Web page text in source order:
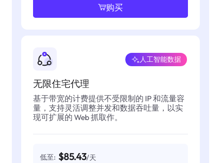
购买
无限住宅代理
人工智能数据
基于带宽的计费提供不受限制的 IP 和流量容
量，支持灵活调整并发和数据吞吐量，以实
现可扩展的 Web 抓取作。
低至: $85.43/天